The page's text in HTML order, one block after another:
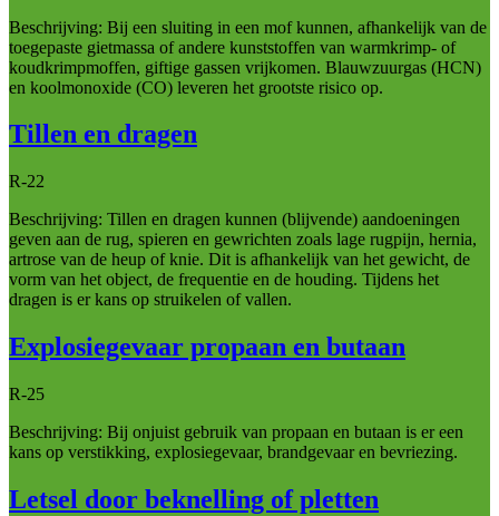
Beschrijving: Bij een sluiting in een mof kunnen, afhankelijk van de
toegepaste gietmassa of andere kunststoffen van warmkrimp- of
koudkrimpmoffen, giftige gassen vrijkomen. Blauwzuurgas (HCN)
en koolmonoxide (CO) leveren het grootste risico op.
Tillen en dragen
R-22
Beschrijving: Tillen en dragen kunnen (blijvende) aandoeningen
geven aan de rug, spieren en gewrichten zoals lage rugpijn, hernia,
artrose van de heup of knie. Dit is afhankelijk van het gewicht, de
vorm van het object, de frequentie en de houding. Tijdens het
dragen is er kans op struikelen of vallen.
Explosiegevaar propaan en butaan
R-25
Beschrijving: Bij onjuist gebruik van propaan en butaan is er een
kans op verstikking, explosiegevaar, brandgevaar en bevriezing.
Letsel door beknelling of pletten